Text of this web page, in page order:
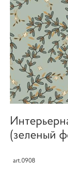
(зеленый
art.0908